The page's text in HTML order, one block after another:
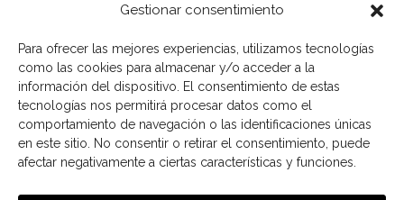
Gestionar consentimiento
Para ofrecer las mejores experiencias, utilizamos tecnologías
como las cookies para almacenar y/o acceder a la
información del dispositivo. El consentimiento de estas
tecnologías nos permitirá procesar datos como el
comportamiento de navegación o las identificaciones únicas
en este sitio. No consentir o retirar el consentimiento, puede
afectar negativamente a ciertas características y funciones.
He leído y acepto los términos y condiciones